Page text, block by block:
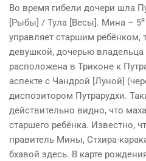
Во время гибели дочери шла
[Рыбы] / Тула [Весы]. Мина – 5я
управляет старшим ребёнком,
девушкой, дочерью
расположена в Триконе к
аспекте с Чандрой [Луной]
диспозитором Путрарудхи.
действительно видно, что
старшего ребёнка. Известно,
правитель Мины, Стхира-
бхавой здесь. В карте